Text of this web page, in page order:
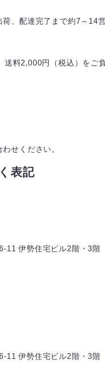
、配達完了まで約7～14
料2,000円（税込）をご
せください。
表記
11 伊勢住宅ビル2階・3階
11 伊勢住宅ビル2階・3階